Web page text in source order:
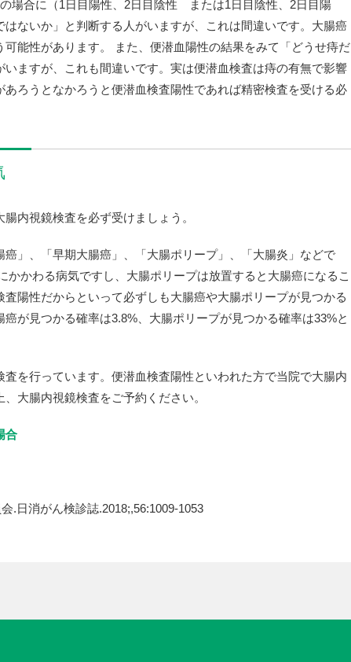
場合に（1日目陽性、2日目陰性 または1日目陰性、2日目陽
ないか」と判断する人がいますが、これは間違いです。大腸癌
能性があります。 また、便潜血陽性の結果をみて「どうせ痔だ
ますが、これも間違いです。実は便潜血検査は痔の有無で影響
ろうとなかろうと便潜血検査陽性であれば精密検査を受ける必
内視鏡検査を必ず受けましょう。
」、「早期大腸癌」、「大腸ポリープ」、「大腸炎」などで
かわる病気ですし、大腸ポリープは放置すると大腸癌になるこ
陽性だからといって必ずしも大腸癌や大腸ポリープが見つかる
が見つかる確率は3.8%、大腸ポリープが見つかる確率は33%と
を行っています。便潜血検査陽性といわれた方で当院で大腸内
大腸内視鏡検査をご予約ください。
合
.日消がん検診誌.2018;,56:1009-1053